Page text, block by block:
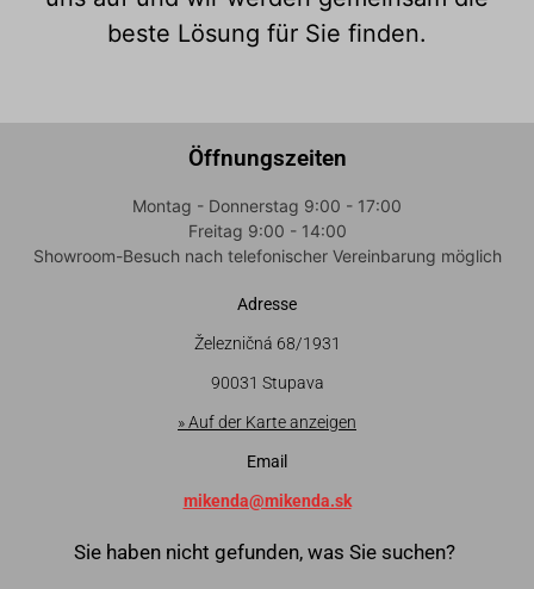
beste Lösung für Sie finden.
Öffnungszeiten
Montag - Donnerstag 9:00 - 17:00
Freitag 9:00 - 14:00
Showroom-Besuch nach telefonischer Vereinbarung möglich
Adresse
Železničná 68/1931
90031 Stupava
» Auf der Karte anzeigen
Email
mikenda@mikenda.sk
Sie haben nicht gefunden, was Sie suchen?